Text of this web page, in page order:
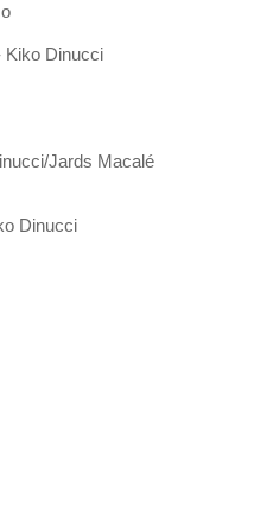
Kiko Dinucci
Jards Macalé
Dinucci